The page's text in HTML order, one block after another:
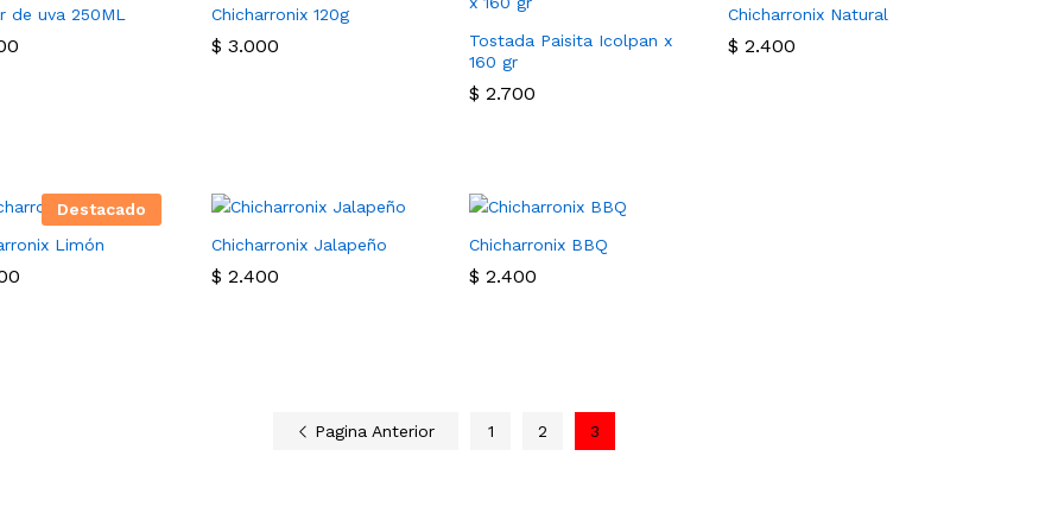
de uva 250ML Chicharronix 120g
$ 3.000
$ 3.000
Tostada Paisita Icolpan x
160 gr
$ 2.700
$ 2.700
Chicharronix Natural
$ 2.400
$ 2.400
Destacado
Limón
Chicharronix Jalapeño
$ 2.400
$ 2.400
Chicharronix BBQ
$ 2.400
$ 2.400
Pagina Anterior 1 2 3